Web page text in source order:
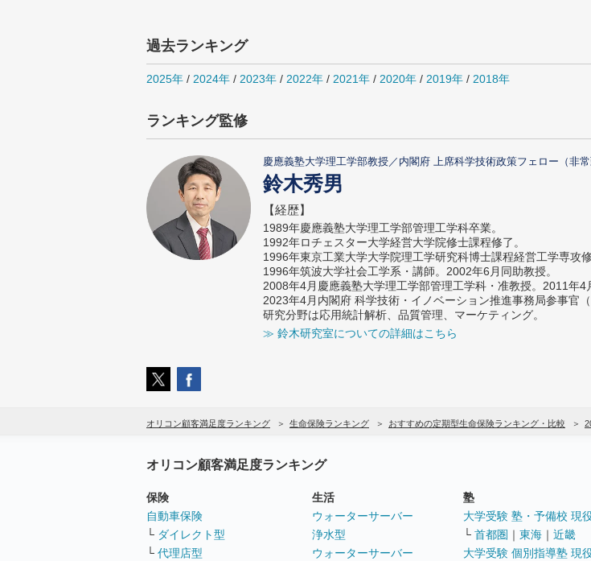
過去ランキング
2025年 / 2024年 / 2023年 / 2022年 / 2021年 / 2020年 / 2019年 / 2018年
ランキング監修
慶應義塾大学理工学部教授／内閣府 上席科学技術政策フェロー（非常
鈴木秀男
【経歴】
1989年慶應義塾大学理工学部管理工学科卒業。
1992年ロチェスター大学経営大学院修士課程修了。
1996年東京工業大学大学院理工学研究科博士課程経営工学専攻
1996年筑波大学社会工学系・講師。2002年6月同助教授。
2008年4月慶應義塾大学理工学部管理工学科・准教授。2011年4
2023年4月内閣府 科学技術・イノベーション推進事務局参事官
研究分野は応用統計解析、品質管理、マーケティング。
≫ 鈴木研究室についての詳細はこちら
オリコン顧客満足度ランキング 生命保険ランキング おすすめの定期型生命保険ランキング・比較
オリコン顧客満足度ランキング
保険
自動車保険
└ ダイレクト型
└ 代理店型
生活
ウォーターサーバー
浄水型
ウォーターサーバー
塾
大学受験 塾・予備校 現
└ 首都圏 ｜ 東海 ｜ 近畿
大学受験 個別指導塾 現